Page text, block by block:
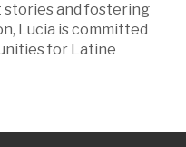
stories and fostering
Lucia is committed
for Latine